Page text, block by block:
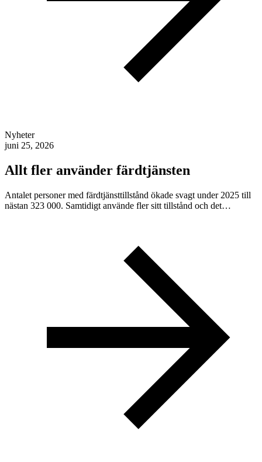
Nyheter
juni 25, 2026
Allt fler använder färdtjänsten
Antalet personer med färdtjänsttillstånd ökade svagt under 2025 till
nästan 323 000. Samtidigt använde fler sitt tillstånd och det…